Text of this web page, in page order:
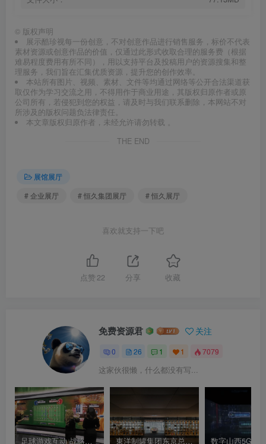
© 版权声明
展示酷珍视每一份创意，不对创意作品进行销售服务，标价不代表
素材资源或创意作品的价值，仅通过此形式收取合理的服务费（根据
难易程度费用有所不同），用以支持平台及投稿用户的资源搜集和整
理服务，我们旨在汇集优质资源，提升您的创作效率。
本站所有图片、视频、素材、文件等均通过网络等公开合法渠道获
取仅作为学习交流之用，不得用作于商业用途，其版权归原作者或原
公司所有，若侵犯到您的权益，请及时与我们联系删除，本网站不对
所涉及的版权问题负法律责任。
本文章版权归原作者，未经允许请勿转载 。
THE END
展馆展厅
# 企业展厅
# 恒久集团展厅 # 恒久展厅
喜欢就支持一下吧
点赞 22 分享 收藏
免费资源君 关注
0 26 1 1 7079
这家伙很懒，什么都没有写...
足球游戏互动 战略布场互动大屏 足球比赛多点触控大屏 東洋制罐集团东京总部创新展厅｜6张｜JPG｜403K